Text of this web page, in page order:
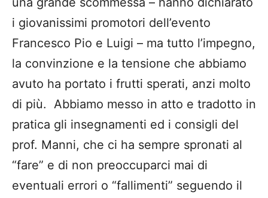
i giovanissimi promotori dell’evento
Francesco Pio e Luigi – ma tutto l’impegno,
la convinzione e la tensione che abbiamo
avuto ha portato i frutti sperati, anzi molto
di più. Abbiamo messo in atto e tradotto in
pratica gli insegnamenti ed i consigli del
prof. Manni, che ci ha sempre spronati al
“fare” e di non preoccuparci mai di
eventuali errori o “fallimenti” seguendo il